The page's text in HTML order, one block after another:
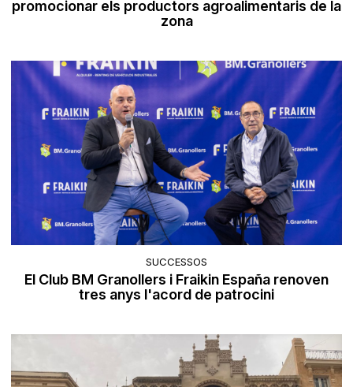
promocionar els productors agroalimentaris de la
zona
SUCCESSOS
El Club BM Granollers i Fraikin España renoven
tres anys l'acord de patrocini